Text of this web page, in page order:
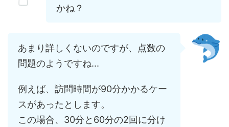
かね？
あまり詳しくないのですが、点数の
問題のようですね...
例えば、訪問時間が90分かかるケー
スがあったとします。
この場合、30分と60分の2回に分け